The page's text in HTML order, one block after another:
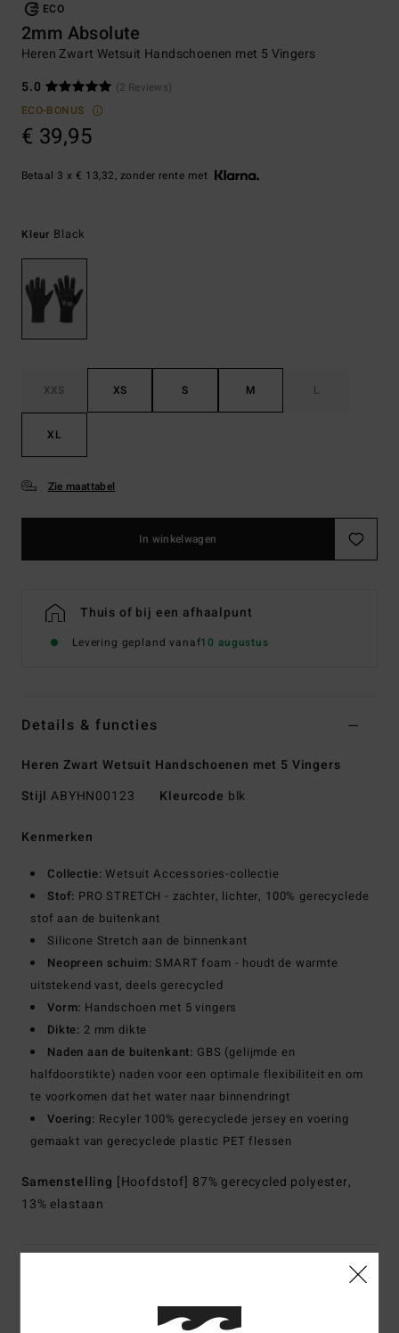
ECO
2mm Absolute
Heren Zwart Wetsuit Handschoenen met 5 Vingers
5.0
(2 Reviews)
ECO-BONUS
€ 39,95
Betaal 3 x € 13,32, zonder rente met
Kleur Black
XXS XS S M L
XL
Zie maattabel
In winkelwagen
Thuis of bij een afhaalpunt
Levering gepland vanaf10 augustus
Details & functies
Heren Zwart Wetsuit Handschoenen met 5 Vingers
Stijl ABYHN00123 Kleurcode blk
Kenmerken
Collectie: Wetsuit Accessories-collectie
Stof: PRO STRETCH - zachter, lichter, 100% gerecyclede
stof aan de buitenkant
Silicone Stretch aan de binnenkant
Neopreen schuim: SMART foam - houdt de warmte
uitstekend vast, deels gerecycled
Vorm: Handschoen met 5 vingers
Dikte: 2 mm dikte
Naden aan de buitenkant: GBS (gelijmde en
halfdoorstikte) naden voor een optimale flexibiliteit en om
te voorkomen dat het water naar binnendringt
Voering: Recyler 100% gerecyclede jersey en voering
gemaakt van gerecyclede plastic PET flessen
Samenstelling [Hoofdstof] 87% gerecycled polyester,
13% elastaan